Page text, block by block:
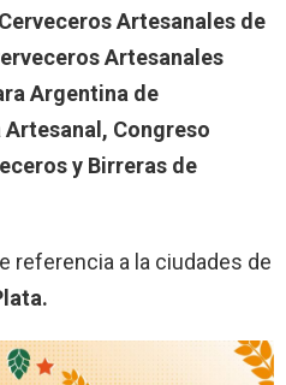
Artesanales de
Artesanales
Argentina de
Congreso
y Birreras de
referencia a la ciudades de